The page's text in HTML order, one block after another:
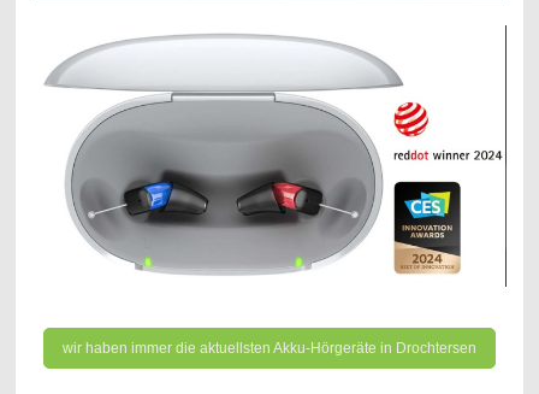
wir haben immer die aktuellsten Akku-Hörgeräte in Drochtersen